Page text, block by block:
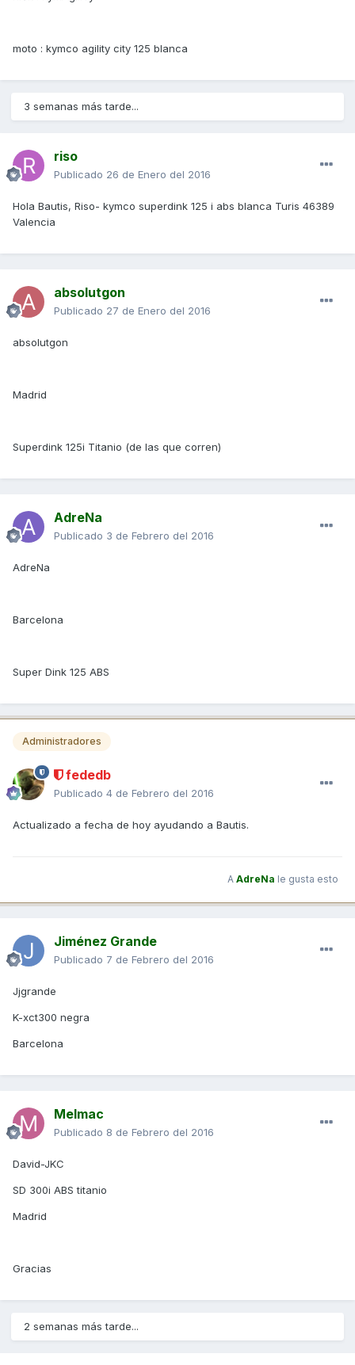
moto : kymco agility city 125 blanca
3 semanas más tarde...
riso
Publicado 26 de Enero del 2016
Hola Bautis, Riso- kymco superdink 125 i abs blanca Turis 46389
Valencia
absolutgon
Publicado 27 de Enero del 2016
absolutgon
Madrid
Superdink 125i Titanio (de las que corren)
AdreNa
Publicado 3 de Febrero del 2016
AdreNa
Barcelona
Super Dink 125 ABS
Administradores
fededb
Publicado 4 de Febrero del 2016
Actualizado a fecha de hoy ayudando a Bautis.
A AdreNa le gusta esto
Jiménez Grande
Publicado 7 de Febrero del 2016
Jjgrande
K-xct300 negra
Barcelona
Melmac
Publicado 8 de Febrero del 2016
David-JKC
SD 300i ABS titanio
Madrid
Gracias
2 semanas más tarde...